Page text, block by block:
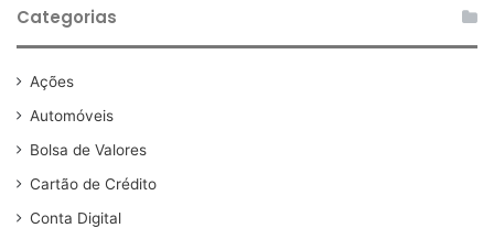
Categorias
Ações
Automóveis
Bolsa de Valores
Cartão de Crédito
Conta Digital